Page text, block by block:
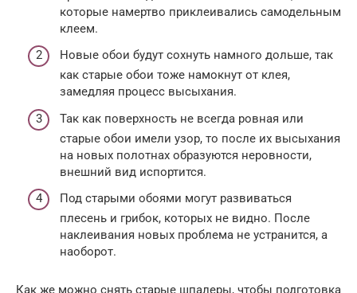
которые намертво приклеивались самодельным
клеем.
Новые обои будут сохнуть намного дольше, так
как старые обои тоже намокнут от клея,
замедляя процесс высыхания.
Так как поверхность не всегда ровная или
старые обои имели узор, то после их высыхания
на новых полотнах образуются неровности,
внешний вид испортится.
Под старыми обоями могут развиваться
плесень и грибок, которых не видно. После
наклеивания новых проблема не устранится, а
наоборот.
Как же можно снять старые шпалеры, чтобы подготовка